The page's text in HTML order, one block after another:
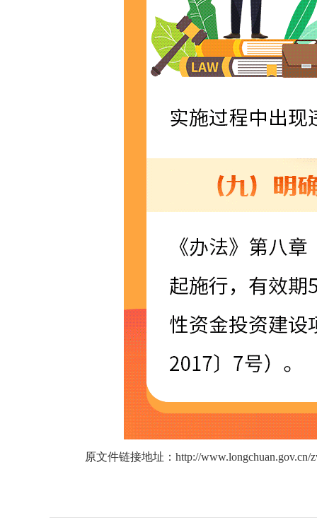
原文件链接地址： http://www.longchuan.gov.cn/